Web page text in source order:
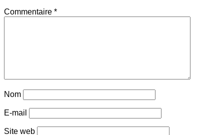
Commentaire *
Nom
E-mail
Site web